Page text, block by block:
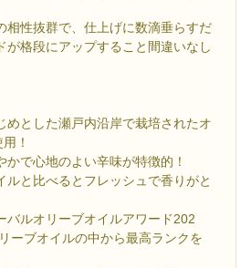
相性抜群で、仕上げに数滴垂らすだ
が格段にアップすること間違いなし
めとした瀬戸内沿岸で栽培されたオ
！
かで心地のよい辛味が特徴的！
ルと比べるとフレッシュで香りがと
バルオリーブオイルアワード202
ーブオイルの中から最高ランクを